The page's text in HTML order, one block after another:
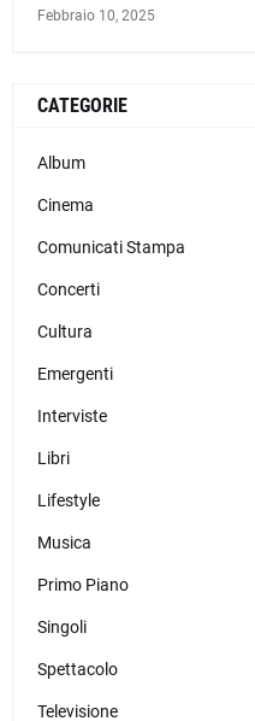
Febbraio 10, 2025
CATEGORIE
Album
Cinema
Comunicati Stampa
Concerti
Cultura
Emergenti
Interviste
Libri
Lifestyle
Musica
Primo Piano
Singoli
Spettacolo
Televisione